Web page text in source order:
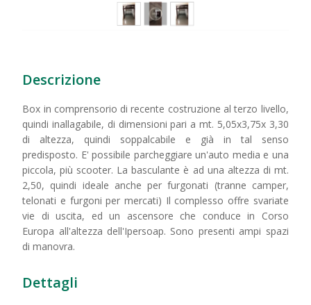
Descrizione
Box in comprensorio di recente costruzione al terzo livello,
quindi inallagabile, di dimensioni pari a mt. 5,05x3,75x 3,30
di altezza, quindi soppalcabile e già in tal senso
predisposto. E' possibile parcheggiare un'auto media e una
piccola, più scooter. La basculante è ad una altezza di mt.
2,50, quindi ideale anche per furgonati (tranne camper,
telonati e furgoni per mercati) Il complesso offre svariate
vie di uscita, ed un ascensore che conduce in Corso
Europa all'altezza dell'Ipersoap. Sono presenti ampi spazi
di manovra.
Dettagli